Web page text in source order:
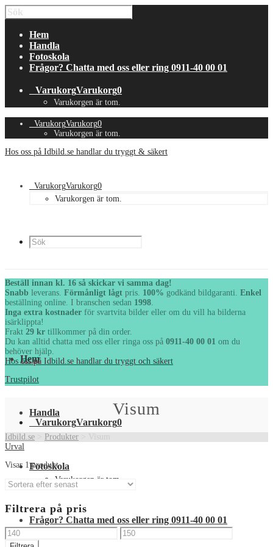
Hem
Handla
Fotoskola
Frågor? Chatta med oss eller ring 0911-40 00 01
VarukorgVarukorg0
Varukorgen är tom.
VarukorgVarukorg
Varukorgen är tom.
Hos oss på Idbild.se handlar du tryggt & säkert
VarukorgVarukorg
Varukorgen är tom.
Hem
Handla
Fotoskola
Frågor? Chatta med oss eller ring 0911-40 00 01
VarukorgVarukorg0
Varukorgen är tom.
Beställ innan kl. 16 så skickar vi samma dag!
Snabbleverans. Förmånligt lågt pris. 100%
godkänd bildgaranti.
Enkelbeställning online. I branschen sedan 1998.
Inga extra kostnader
bilderna isärklippta!
Frakt29 kr tillkommer på din order.
Du kan alltid chatta med oss eller ringa oss på
du behöver hjälp.
Visum
Idbild.se
Urval
Visar 1 produkt
Filtrera på pris
Min